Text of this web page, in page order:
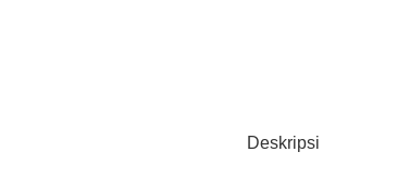
Deskripsi